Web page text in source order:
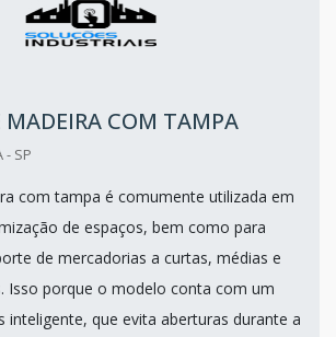
MADEIRA COM TAMPA
- SP
com tampa é comumente utilizada em
de espaços, bem como para
de mercadorias a curtas, médias e
Isso porque o modelo conta com um
inteligente, que evita aberturas durante a